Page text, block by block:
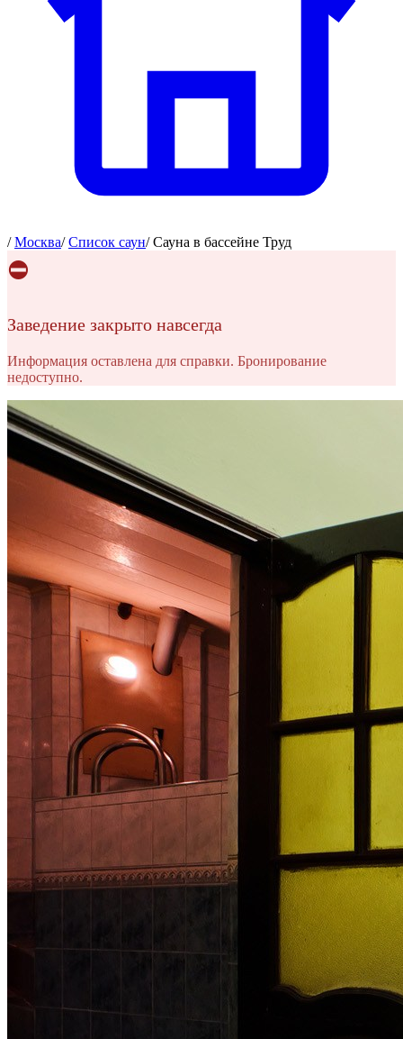
/ Москва/ Список саун/ Сауна в бассейне Труд
⛔
Заведение закрыто навсегда
Информация оставлена для справки. Бронирование
недоступно.